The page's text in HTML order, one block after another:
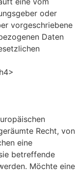
oder
vorgeschriebene
Daten
Recht, von
eine
betreffende
Möchte eine